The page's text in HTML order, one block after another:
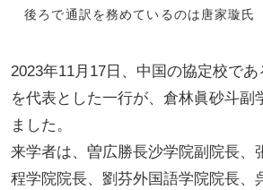
後ろで通訳を務めているのは唐家璇氏
2023年11月17日、中国の協定校で
を代表とした一行が、倉林眞砂斗副
ました。
来学者は、曽広勝長沙学院副院長、
程学院院長、劉芬外国語学院院長、